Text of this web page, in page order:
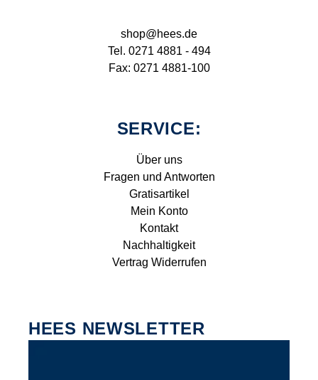
shop@hees.de
Tel. 0271 4881 - 494
Fax: 0271 4881-100
SERVICE:
Über uns
Fragen und Antworten
Gratisartikel
Mein Konto
Kontakt
Nachhaltigkeit
Vertrag Widerrufen
HEES NEWSLETTER